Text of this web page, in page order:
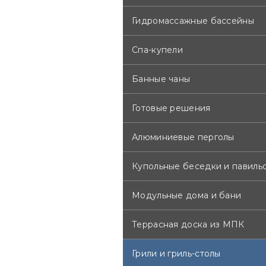
Гидромассажные бассейны
Спа-купели
Банные чаны
Готовые решения
Алюминиевые перголы
Купольные беседки и
Модульные дома и бани
Террасная доска из МПК
Грили и гриль-столы
поверхность - с обратной